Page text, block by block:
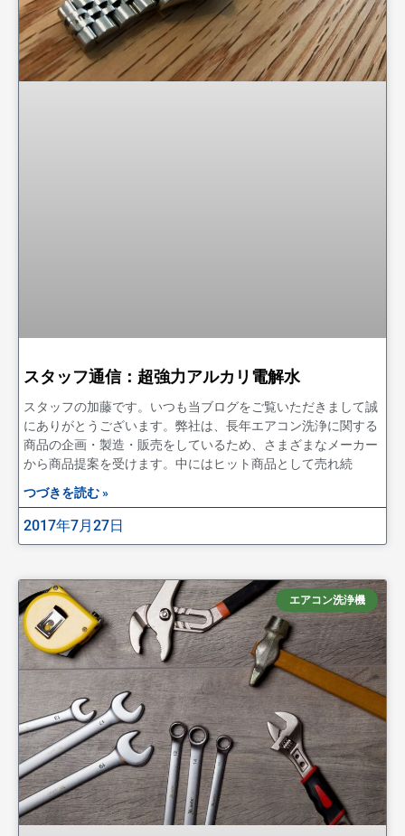
スタッフ通信：超強力アルカリ電解水
スタッフの加藤です。いつも当ブログをご覧いただきまして誠
にありがとうございます。弊社は、長年エアコン洗浄に関する
商品の企画・製造・販売をしているため、さまざまなメーカー
から商品提案を受けます。中にはヒット商品として売れ続
つづきを読む »
2017年7月27日
エアコン洗浄機